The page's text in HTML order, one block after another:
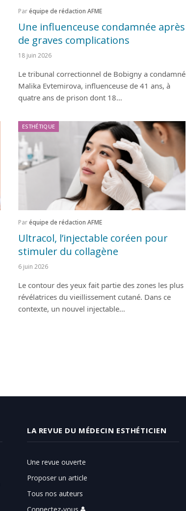
Paréquipe de rédaction AFME
Une influenceuse condamnée après
de graves complications
18 juin 2026
Le tribunal correctionnel de Bobigny a condamné
Malika Evtemirova, influenceuse de 41 ans, à
quatre ans de prison dont 18…
ESTHÉTIQUE
Paréquipe de rédaction AFME
Ultracol, l’injectable coréen pour
stimuler du collagène
6 juin 2026
Le contour des yeux fait partie des zones les plus
révélatrices du vieillissement cutané. Dans ce
contexte, un nouvel injectable…
LA REVUE DU MÉDECIN ESTHÉTICIEN
Une revue ouverte
Proposer un article
Tous nos auteurs